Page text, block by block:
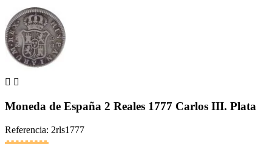
 
Moneda de España 2 Reales 1777 Carlos III. Plata
Referencia: 2rls1777